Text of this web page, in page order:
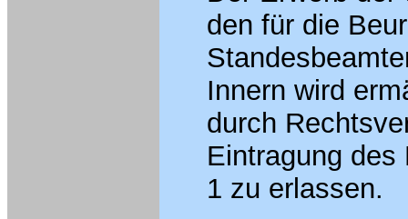
den für die
Innern wird
durch
Eintragung
1 zu erlassen.